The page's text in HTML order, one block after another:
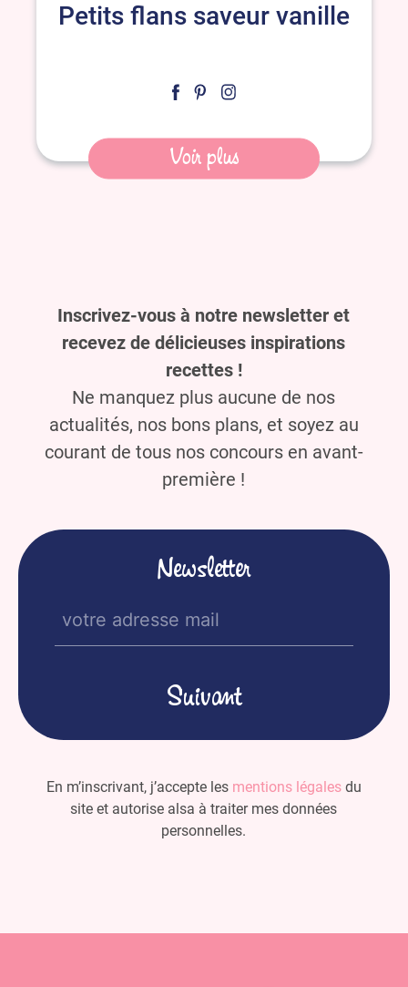
Petits flans saveur vanille
Voir plus
Inscrivez-vous à notre newsletter et
recevez de délicieuses inspirations
recettes !
Ne manquez plus aucune de nos
actualités, nos bons plans, et soyez au
courant de tous nos concours en avant-
première !
Newsletter
E-
mail
En m’inscrivant, j’accepte les mentions légalesdu
site et autorise alsa à traiter mes données
personnelles.